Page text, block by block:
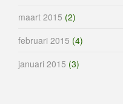
maart 2015 (2)
februari 2015 (4)
januari 2015 (3)